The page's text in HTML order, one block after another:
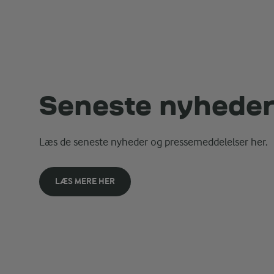
Seneste nyheder
Læs de seneste nyheder og pressemeddelelser her.
LÆS MERE HER